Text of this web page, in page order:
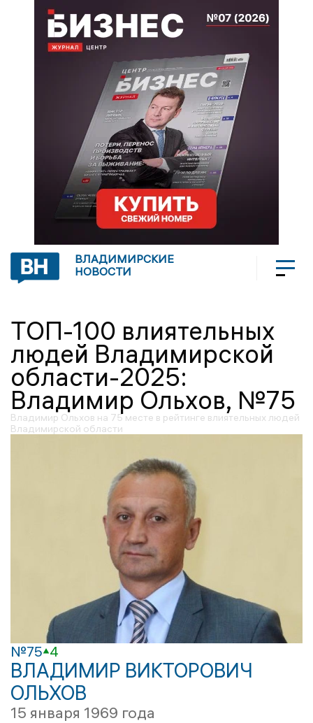
ВЛАДИМИРСКИЕ
НОВОСТИ
ТОП-100 влиятельных
людей Владимирской
области-2025:
Владимир Ольхов, №75
Владимир Ольхов на 75 месте в рейтинге влиятельных людей
Владимирской области
№75 4
ВЛАДИМИР ВИКТОРОВИЧ
ОЛЬХОВ
15 января 1969 года